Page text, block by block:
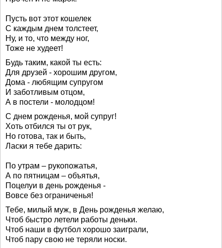
Пусть вот этот кошелек
С каждым днем толстеет,
Ну, и то, что между ног,
Тоже не худеет!
Будь таким, какой ты есть:
Для друзей - хорошим другом,
Дома - любящим супругом
И заботливым отцом,
А в постели - молодцом!
С днем рожденья, мой супруг!
Хоть отбился ты от рук,
Но готова, так и быть,
Ласки я тебе дарить:
По утрам – рукопожатья,
А по пятницам – объятья,
Поцелуи в день рожденья -
Вовсе без ограниченья!
Тебе, милый муж, в День рожденья желаю,
Чтоб быстро летели работы деньки.
Чтоб наши в футбол хорошо заиграли,
Чтоб пару свою не теряли носки.